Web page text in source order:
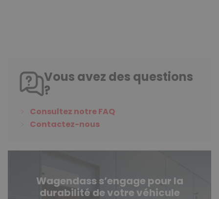
Vous avez des questions
?
Consultez notre FAQ
Contactez-nous
Wagendass s’engage pour la
durabilité de votre véhicule